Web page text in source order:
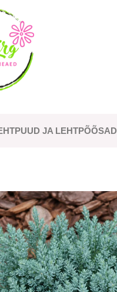
JA LEHTPÕÕSAD